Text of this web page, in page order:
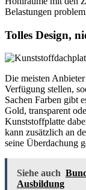
Belastungen
Tolles Design,
Die meisten
Verfügung stellen,
Sachen Farben gibt
Gold, transparent
Kunststoffplatte
kann zusätzlich an
seine Überdachung
Siehe auch
Ausbildung